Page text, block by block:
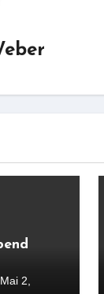
Mai 2,